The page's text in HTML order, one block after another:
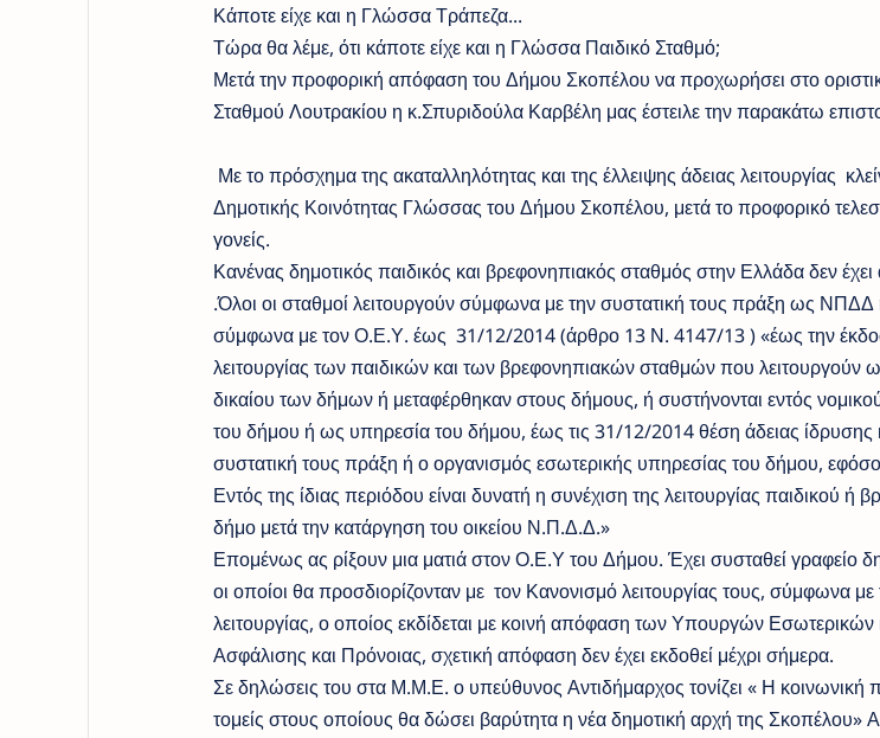
Κάποτε είχε και η Γλώσσα Τράπεζα...
Τώρα θα λέμε, ότι κάποτε είχε και η Γλώσσα Παιδικό Σταθμό;
Μετά την προφορική απόφαση του Δήμου Σκοπέλου να προχωρήσει στο
Σταθμού Λουτρακίου η κ.Σπυριδούλα Καρβέλη μας έστειλε την παρακάτω
Με το πρόσχημα της ακαταλληλότητας και της έλλειψης άδειας λειτουργίας
Δημοτικής Κοινότητας Γλώσσας του Δήμου Σκοπέλου, μετά το προφορικό
γονείς.
Κανένας δημοτικός παιδικός και βρεφονηπιακός σταθμός στην Ελλάδα δεν έχει
.Όλοι οι σταθμοί λειτουργούν σύμφωνα με την συστατική τους πράξη ως
σύμφωνα με τον Ο.Ε.Υ. έως 31/12/2014 (άρθρο 13 Ν. 4147/13 ) «έως την
λειτουργίας των παιδικών και των βρεφονηπιακών σταθμών που
δικαίου των δήμων ή μεταφέρθηκαν στους δήμους, ή συστήνονται εντός
του δήμου ή ως υπηρεσία του δήμου, έως τις 31/12/2014 θέση άδειας ίδρυσης
συστατική τους πράξη ή ο οργανισμός εσωτερικής υπηρεσίας του δήμου,
Εντός της ίδιας περιόδου είναι δυνατή η συνέχιση της λειτουργίας παιδικού
δήμο μετά την κατάργηση του οικείου Ν.Π.Δ.Δ.»
Επομένως ας ρίξουν μια ματιά στον Ο.Ε.Υ του Δήμου. Έχει συσταθεί γραφείο
οι οποίοι θα προσδιορίζονταν με τον Κανονισμό λειτουργίας τους, σύμφωνα
λειτουργίας, ο οποίος εκδίδεται με κοινή απόφαση των Υπουργών Εσωτερικών
Ασφάλισης και Πρόνοιας, σχετική απόφαση δεν έχει εκδοθεί μέχρι σήμερα.
Σε δηλώσεις του στα Μ.Μ.Ε. ο υπεύθυνος Αντιδήμαρχος τονίζει « Η κοινωνική
τομείς στους οποίους θα δώσει βαρύτητα η νέα δημοτική αρχή της Σκοπέλου»